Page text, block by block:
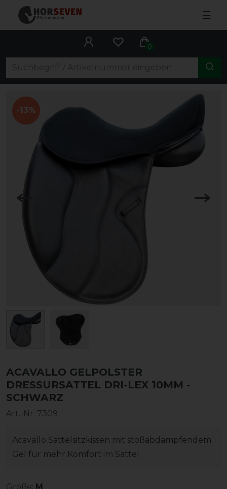
☰
0
-13%
ACAVALLO GELPOLSTER
DRESSURSATTEL DRI-LEX 10MM -
SCHWARZ
Art.-Nr: 7309
Acavallo Sattelsitzkissen mit stoßabdämpfendem
Gel für mehr Komfort im Sattel.
Größe: M